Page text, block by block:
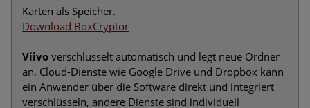
Karten als Speicher.
Download BoxCryptor
Viivo verschlüsselt automatisch und legt neue Ordner
an. Cloud-Dienste wie Google Drive und Dropbox kann
ein Anwender über die Software direkt und integriert
verschlüsseln, andere Dienste sind individuell